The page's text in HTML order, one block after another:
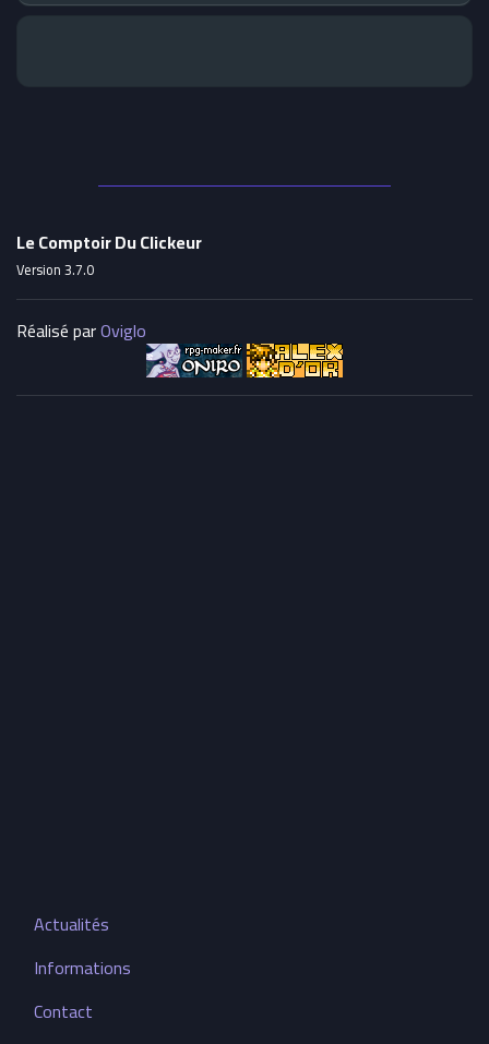
Le Comptoir Du Clickeur
Version 3.7.0
Réalisé parOviglo
Actualités
Informations
Contact